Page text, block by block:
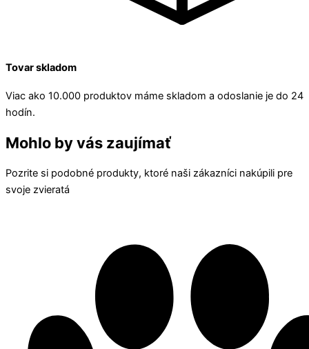
Tovar skladom
Viac ako 10.000 produktov máme skladom a odoslanie je do 24
hodín.
Mohlo by vás zaujímať
Pozrite si podobné produkty, ktoré naši zákazníci nakúpili pre
svoje zvieratá